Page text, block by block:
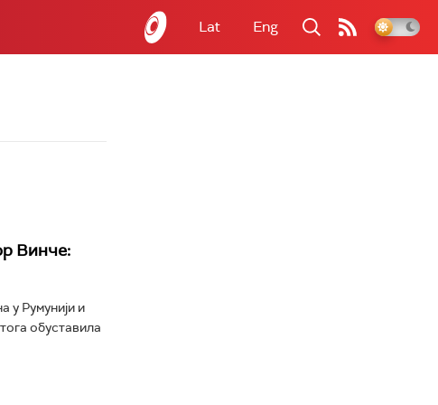
Lat Eng
Винче:
у Румунији и
обуставила